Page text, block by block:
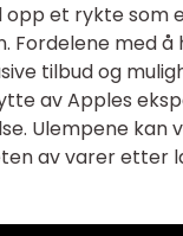
et rykte som
Fordelene med
tilbud og
av Apples
Ulempene
av varer etter